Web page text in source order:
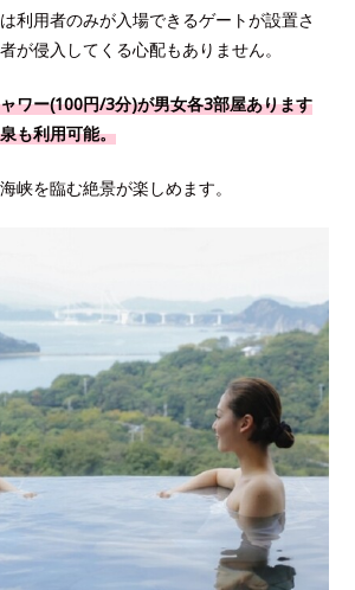
利用者のみが入場できるゲートが設置さ
が侵入してくる心配もありません。
ワー(100円/3分)が男女各3部屋あります
も利用可能。
峡を臨む絶景が楽しめます。